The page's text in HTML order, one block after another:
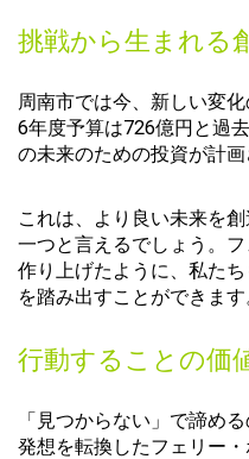
挑戦から生まれる
周南市では今、新しい変
6年度予算は726億円と過
の未来のための投資が計画
これは、より良い未来を
一つと言えるでしょう。
作り上げたように、私た
を踏み出すことができます
行動することの価
「見つからない」で諦め
発想を転換したフェリー